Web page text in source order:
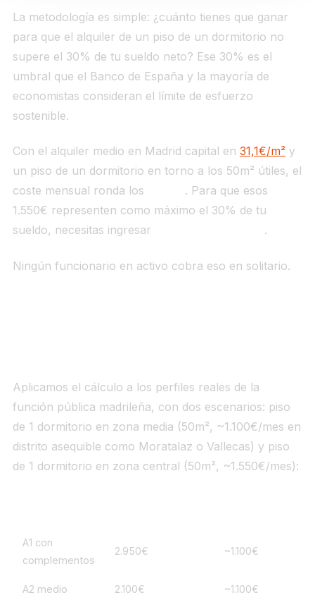
La metodología es simple: ¿cuánto tienes que ganar
para que el alquiler de un piso de un dormitorio no
supere el 30% de tu sueldo neto? Ese 30% es el
umbral que el Banco de España y la mayoría de
economistas consideran el límite de esfuerzo
sostenible.
Con el alquiler medio en Madrid capital en 31,1€/m²y
un piso de un dormitorio en torno a los 50m² útiles, el
coste mensual ronda los
. Para que esos
1.550€ representen como máximo el 30% de tu
sueldo, necesitas ingresar
.
Ningún funcionario en activo cobra eso en solitario.
Aplicamos el cálculo a los perfiles reales de la
función pública madrileña, con dos escenarios: piso
de 1 dormitorio en zona media (50m², ~1.100€/mes en
distrito asequible como Moratalaz o Vallecas) y piso
de 1 dormitorio en zona central (50m², ~1.550€/mes):
A1 con
complementos
2.950€ ~1.100€
A2 medio 2.100€ ~1.100€